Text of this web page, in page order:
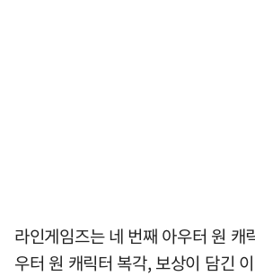
라인게임즈는 네 번째 아우터 원 캐
우터 원 캐릭터 복각, 보상이 담긴